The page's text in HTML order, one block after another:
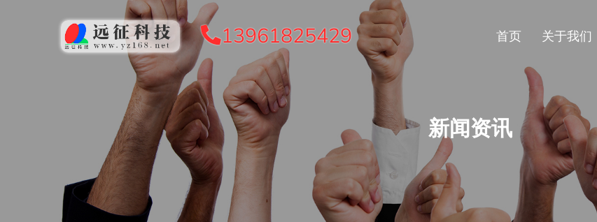
13961825429 首页 关于我们
新闻资讯